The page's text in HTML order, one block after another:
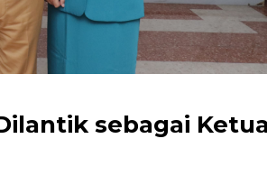
sebagai